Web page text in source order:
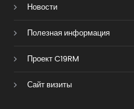
Новости
Полезная информация
Проект C19RM
Сайт визиты